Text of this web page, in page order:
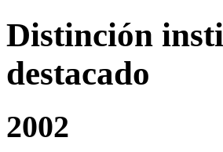
Distinción
destacado
2002